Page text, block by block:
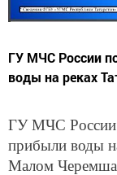
ГУ МЧС России
воды на реках
ГУ МЧС России
прибыли воды
Малом